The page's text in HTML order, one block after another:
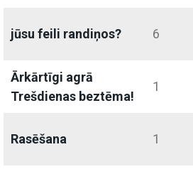
jūsu feili randiņos? 6
Ārkārtīgi agrā
Trešdienas beztēma!
1
Rasēšana 1